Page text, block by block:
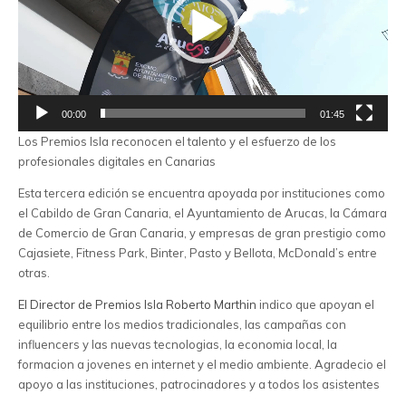
00:00 01:45
Los Premios Isla reconocen el talento y el esfuerzo de los
profesionales digitales en Canarias
Esta tercera edición se encuentra apoyada por instituciones como
el Cabildo de Gran Canaria, el Ayuntamiento de Arucas, la Cámara
de Comercio de Gran Canaria, y empresas de gran prestigio como
Cajasiete, Fitness Park, Binter, Pasto y Bellota, McDonald’s entre
otras.
El Director de Premios Isla Roberto Marthin indico que apoyan el
equilibrio entre los medios tradicionales, las campañas con
influencers y las nuevas tecnologias, la economia local, la
formacion a jovenes en internet y el medio ambiente. Agradecio el
apoyo a las instituciones, patrocinadores y a todos los asistentes